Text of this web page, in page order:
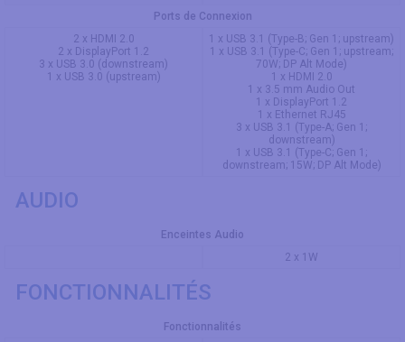
Ports de Connexion
2 x HDMI 2.0
2 x DisplayPort 1.2
3 x USB 3.0 (downstream)
1 x USB 3.0 (upstream)
1 x USB 3.1 (Type-B; Gen 1; upstream)
1 x USB 3.1 (Type-C; Gen 1; upstream;
70W; DP Alt Mode)
1 x HDMI 2.0
1 x 3.5 mm Audio Out
1 x DisplayPort 1.2
1 x Ethernet RJ45
3 x USB 3.1 (Type-A; Gen 1;
downstream)
1 x USB 3.1 (Type-C; Gen 1;
downstream; 15W; DP Alt Mode)
AUDIO
Enceintes Audio
2 x 1W
FONCTIONNALITÉS
Fonctionnalités